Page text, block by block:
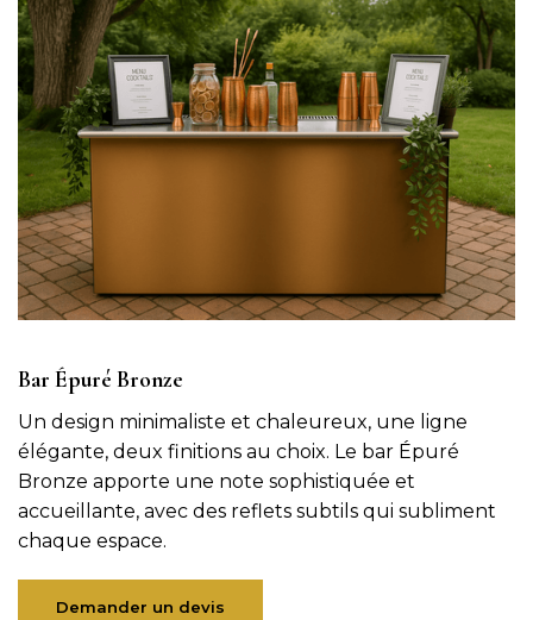
Bar Épuré Bronze
Un design minimaliste et chaleureux, une ligne
élégante, deux finitions au choix. Le bar Épuré
Bronze apporte une note sophistiquée et
accueillante, avec des reflets subtils qui subliment
chaque espace.
Demander un devis